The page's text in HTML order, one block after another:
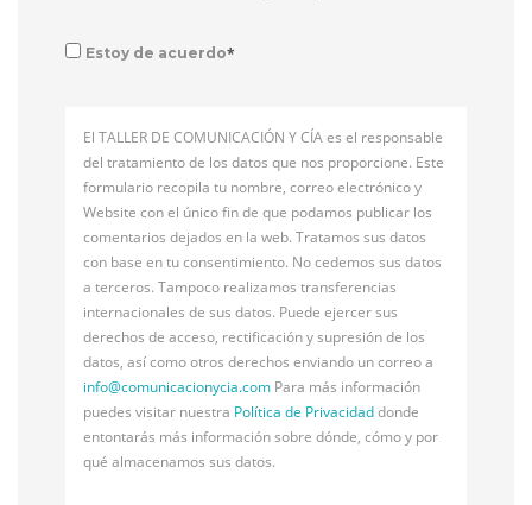
Estoy de acuerdo*
El TALLER DE COMUNICACIÓN Y CÍA es el responsable
del tratamiento de los datos que nos proporcione. Este
formulario recopila tu nombre, correo electrónico y
Website con el único fin de que podamos publicar los
comentarios dejados en la web. Tratamos sus datos
con base en tu consentimiento. No cedemos sus datos
a terceros. Tampoco realizamos transferencias
internacionales de sus datos. Puede ejercer sus
derechos de acceso, rectificación y supresión de los
datos, así como otros derechos enviando un correo a
info@comunicacionycia.com Para más información
puedes visitar nuestra Política de Privacidaddonde
entontarás más información sobre dónde, cómo y por
qué almacenamos sus datos.